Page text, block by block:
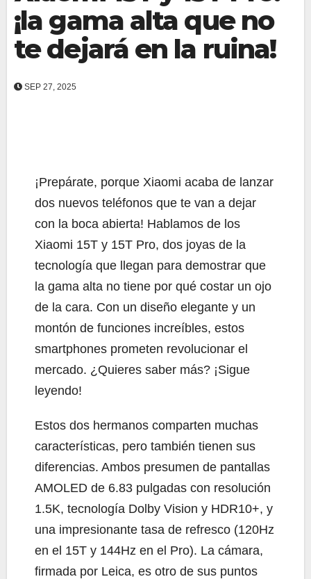
¡la gama alta que no
te dejará en la ruina!
SEP 27, 2025
¡Prepárate, porque Xiaomi acaba de lanzar
dos nuevos teléfonos que te van a dejar
con la boca abierta! Hablamos de los
Xiaomi 15T y 15T Pro, dos joyas de la
tecnología que llegan para demostrar que
la gama alta no tiene por qué costar un ojo
de la cara. Con un diseño elegante y un
montón de funciones increíbles, estos
smartphones prometen revolucionar el
mercado. ¿Quieres saber más? ¡Sigue
leyendo!
Estos dos hermanos comparten muchas
características, pero también tienen sus
diferencias. Ambos presumen de pantallas
AMOLED de 6.83 pulgadas con resolución
1.5K, tecnología Dolby Vision y HDR10+, y
una impresionante tasa de refresco (120Hz
en el 15T y 144Hz en el Pro). La cámara,
firmada por Leica, es otro de sus puntos